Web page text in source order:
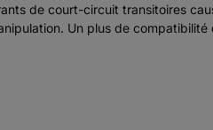
de court-circuit transitoires
Un plus de